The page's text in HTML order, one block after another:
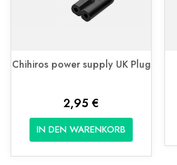
Chihiros power supply UK Plug
2,95 €
IN DEN WARENKORB